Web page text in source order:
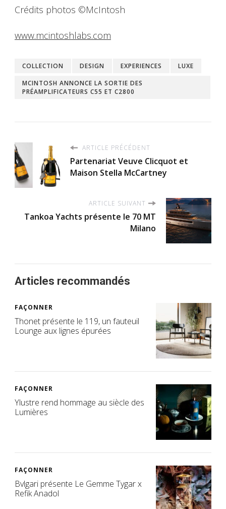
Crédits photos ©McIntosh
www.mcintoshlabs.com
COLLECTION DESIGN EXPERIENCES
LUXE
MCINTOSH ANNONCE LA SORTIE DES
PRÉAMPLIFICATEURS C55 ET C2800
ARTICLE PRÉCÉDENT
Partenariat Veuve Clicquot et
Maison Stella McCartney
ARTICLE SUIVANT
Tankoa Yachts présente le 70 MT
Milano
Articles recommandés
FAÇONNER
Thonet présente le 119, un fauteuil
Lounge aux lignes épurées
FAÇONNER
Ylustre rend hommage au siècle des
Lumières
FAÇONNER
Bvlgari présente Le Gemme Tygar x
Refik Anadol